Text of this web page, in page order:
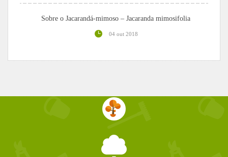
Sobre o Jacarandá-mimoso – Jacaranda mimosifolia
04 out 2018